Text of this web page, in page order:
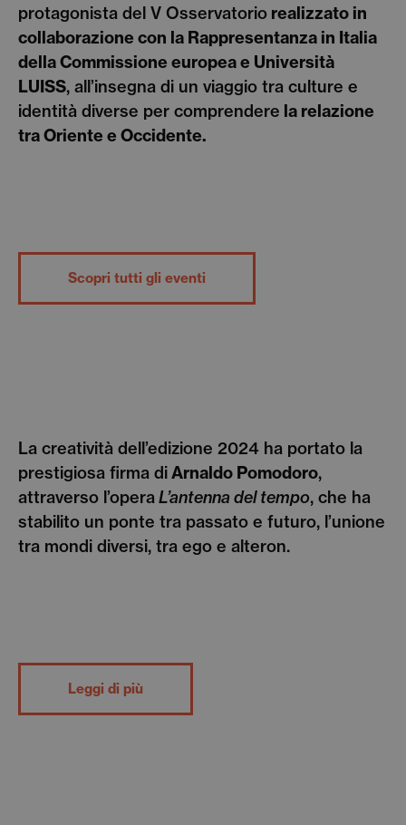
protagonista del V Osservatorio realizzato in
collaborazione con la Rappresentanza in Italia
della Commissione europea e Università
LUISS, all’insegna di un viaggio tra culture e
identità diverse per comprendere la relazione
tra Oriente e Occidente.
Scopri tutti gli eventi
La creatività dell’edizione 2024 ha portato la
prestigiosa firma diArnaldo Pomodoro,
attraverso l’operaL’antenna del tempo, che ha
stabilito un ponte tra passato e futuro, l’unione
tra mondi diversi, tra ego e alteron.
Leggi di più